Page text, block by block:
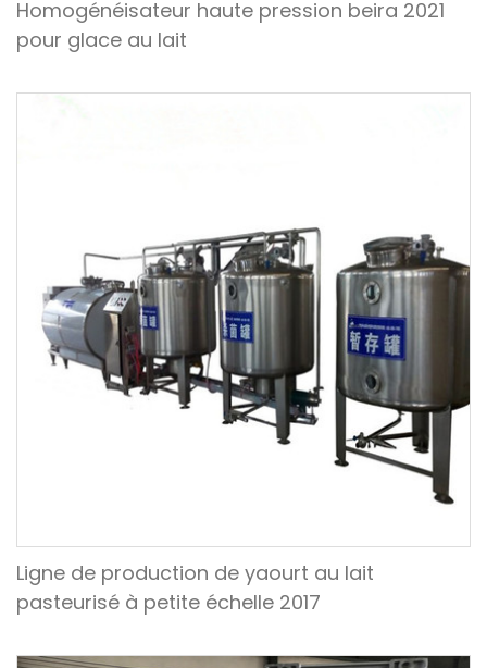
Homogénéisateur haute pression beira 2021
pour glace au lait
Ligne de production de yaourt au lait
pasteurisé à petite échelle 2017